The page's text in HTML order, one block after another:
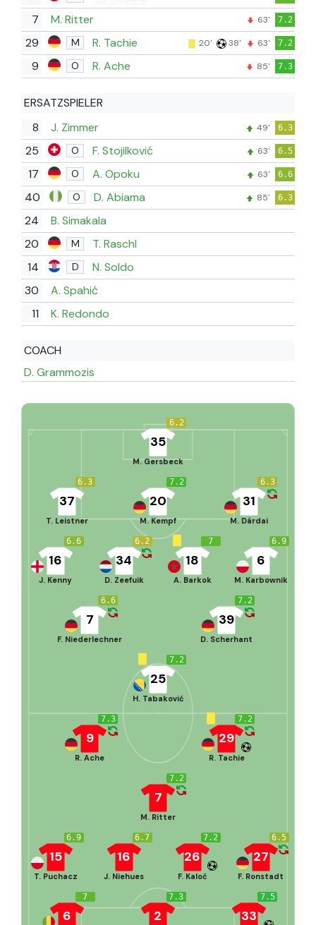
7 M. Ritter 63' 7.2
29 M R. Tachie 20' 38' 63' 7.2
9 O R. Ache 85' 7.3
ERSATZSPIELER
8
J. Zimmer 49' 6.3
25 O F. Stojilković 63' 6.5
17 O A. Opoku 63' 6.6
40 O D. Abiama 85' 6.3
24
B. Simakala
20
M
T. Raschl
14
D
N. Soldo
30
A. Spahić
11
K. Redondo
COACH
D. Grammozis
6.2
35
M. Gersbeck
6.3
31
M. Dárdai
7.2
20
M. Kempf
6.3
37
T. Leistner
6.9
6
M. Karbownik
7
18
A. Barkok
6.2
34
D. Zeefuik
6.6
16
J. Kenny
7.2
39
D. Scherhant
6.6
7
F. Niederlechner
7.2
25
H. Tabaković
7
6
7.3
2
7.5
33
6.9
15
T. Puchacz
6.7
16
J. Niehues
7.2
26
F. Kaloč
6.5
27
F. Ronstadt
7.2
7
M. Ritter
7.3
9
R. Ache
7.2
29
R. Tachie